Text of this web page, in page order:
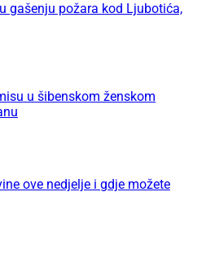
gašenju požara kod Ljubotića,
u šibenskom ženskom
ove nedjelje i gdje možete